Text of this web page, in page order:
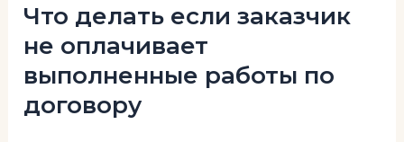
Что делать если заказчик
не оплачивает
выполненные работы по
договору